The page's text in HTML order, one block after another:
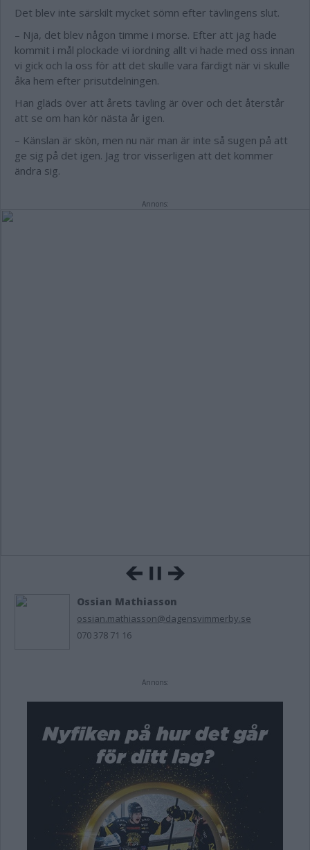
Det blev inte särskilt mycket sömn efter tävlingens slut.
– Nja, det blev någon timme i morse. Efter att jag hade
kommit i mål plockade vi iordning allt vi hade med oss innan
vi gick och la oss för att det skulle vara färdigt när vi skulle
åka hem efter prisutdelningen.
Han gläds över att årets tävling är över och det återstår
att se om han kör nästa år igen.
– Känslan är skön, men nu när man är inte så sugen på att
ge sig på det igen. Jag tror visserligen att det kommer
ändra sig.
Annons:
Ossian Mathiasson
ossian.mathiasson@dagensvimmerby.se
070 378 71 16
Annons: